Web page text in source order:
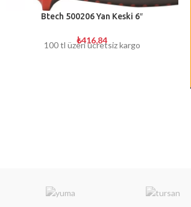
Btech 500206 Yan Keski 6″
₺416,84
100 tl üzeri ücretsiz kargo